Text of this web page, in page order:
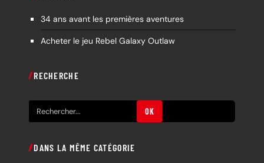
34 ans avant les premières aventures
Acheter le jeu Rebel Galaxy Outlaw
RECHERCHE
e
h
OK
DANS LA MÊME CATÉGORIE